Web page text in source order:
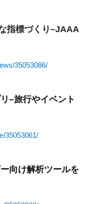
指標づくり–JAAA
35053086/
–旅行やイベント
35053061/
向け解析ツールを